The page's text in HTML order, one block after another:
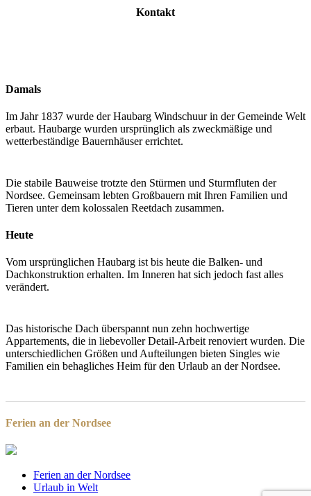
Kontakt
Damals
Im Jahr 1837 wurde der Haubarg Windschuur in der Gemeinde Welt
erbaut. Haubarge wurden ursprünglich als zweckmäßige und
wetterbeständige Bauernhäuser errichtet.
Die stabile Bauweise trotzte den Stürmen und Sturmfluten der
Nordsee. Gemeinsam lebten Großbauern mit Ihren Familien und
Tieren unter dem kolossalen Reetdach zusammen.
Heute
Vom ursprünglichen Haubarg ist bis heute die Balken- und
Dachkonstruktion erhalten. Im Inneren hat sich jedoch fast alles
verändert.
Das historische Dach überspannt nun zehn hochwertige
Appartements, die in liebevoller Detail-Arbeit renoviert wurden. Die
unterschiedlichen Größen und Aufteilungen bieten Singles wie
Familien ein behagliches Heim für den Urlaub an der Nordsee.
Ferien an der Nordsee
Ferien an der Nordsee
Urlaub in Welt